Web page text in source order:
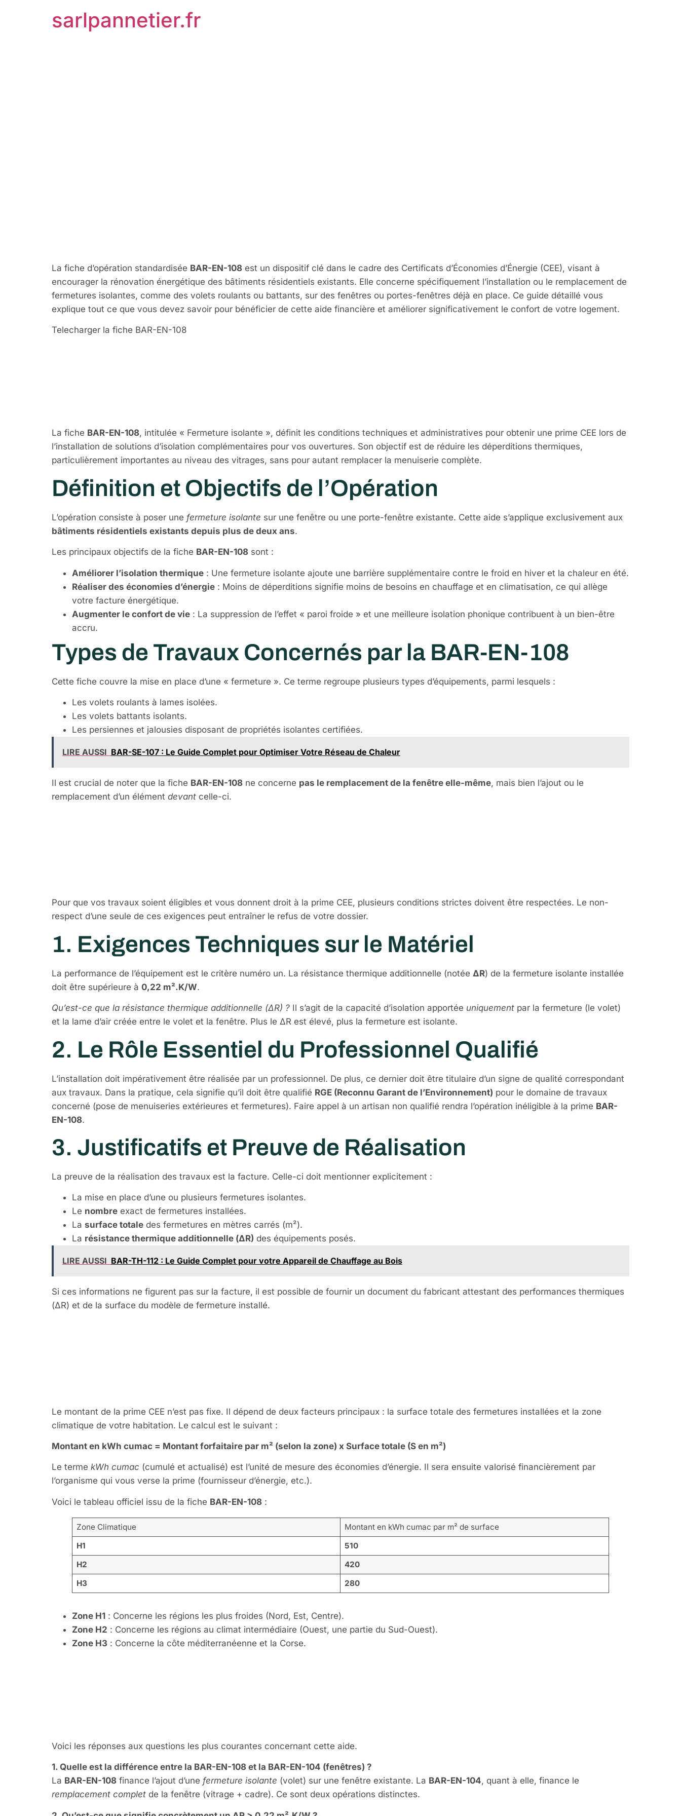
sarlpannetier.fr
La fiche d’opération standardisée BAR-EN-108 est un dispositif clé dans le cadre des Certificats d’Économies d’Énergie (CEE), visant à
encourager la rénovation énergétique des bâtiments résidentiels existants. Elle concerne spécifiquement l’installation ou le remplacement de
fermetures isolantes, comme des volets roulants ou battants, sur des fenêtres ou portes-fenêtres déjà en place. Ce guide détaillé vous
explique tout ce que vous devez savoir pour bénéficier de cette aide financière et améliorer significativement le confort de votre logement.
Telecharger la fiche BAR-EN-108
La fiche BAR-EN-108, intitulée « Fermeture isolante », définit les conditions techniques et administratives pour obtenir une prime CEE lors de
l’installation de solutions d’isolation complémentaires pour vos ouvertures. Son objectif est de réduire les déperditions thermiques,
particulièrement importantes au niveau des vitrages, sans pour autant remplacer la menuiserie complète.
Définition et Objectifs de l’Opération
L’opération consiste à poser une fermeture isolante sur une fenêtre ou une porte-fenêtre existante. Cette aide s’applique exclusivement aux
bâtiments résidentiels existants depuis plus de deux ans.
Les principaux objectifs de la fiche BAR-EN-108 sont :
Améliorer l’isolation thermique : Une fermeture isolante ajoute une barrière supplémentaire contre le froid en hiver et la chaleur en été.
Réaliser des économies d’énergie : Moins de déperditions signifie moins de besoins en chauffage et en climatisation, ce qui allège
votre facture énergétique.
Augmenter le confort de vie : La suppression de l’effet « paroi froide » et une meilleure isolation phonique contribuent à un bien-être
accru.
Types de Travaux Concernés par la BAR-EN-108
Cette fiche couvre la mise en place d’une « fermeture ». Ce terme regroupe plusieurs types d’équipements, parmi lesquels :
Les volets roulants à lames isolées.
Les volets battants isolants.
Les persiennes et jalousies disposant de propriétés isolantes certifiées.
LIRE AUSSI BAR-SE-107 : Le Guide Complet pour Optimiser Votre Réseau de Chaleur
Il est crucial de noter que la fiche BAR-EN-108 ne concerne pas le remplacement de la fenêtre elle-même, mais bien l’ajout ou le
remplacement d’un élément devant celle-ci.
Pour que vos travaux soient éligibles et vous donnent droit à la prime CEE, plusieurs conditions strictes doivent être respectées. Le non-
respect d’une seule de ces exigences peut entraîner le refus de votre dossier.
1. Exigences Techniques sur le Matériel
La performance de l’équipement est le critère numéro un. La résistance thermique additionnelle (notée ΔR) de la fermeture isolante installée
doit être supérieure à 0,22 m².K/W.
Qu’est-ce que la résistance thermique additionnelle (ΔR) ? Il s’agit de la capacité d’isolation apportée uniquement par la fermeture (le volet)
et la lame d’air créée entre le volet et la fenêtre. Plus le ΔR est élevé, plus la fermeture est isolante.
2. Le Rôle Essentiel du Professionnel Qualifié
L’installation doit impérativement être réalisée par un professionnel. De plus, ce dernier doit être titulaire d’un signe de qualité correspondant
aux travaux. Dans la pratique, cela signifie qu’il doit être qualifié RGE (Reconnu Garant de l’Environnement) pour le domaine de travaux
concerné (pose de menuiseries extérieures et fermetures). Faire appel à un artisan non qualifié rendra l’opération inéligible à la prime BAR-
EN-108.
3. Justificatifs et Preuve de Réalisation
La preuve de la réalisation des travaux est la facture. Celle-ci doit mentionner explicitement :
La mise en place d’une ou plusieurs fermetures isolantes.
Le nombre exact de fermetures installées.
La surface totale des fermetures en mètres carrés (m²).
La résistance thermique additionnelle (ΔR) des équipements posés.
LIRE AUSSI BAR-TH-112 : Le Guide Complet pour votre Appareil de Chauffage au Bois
Si ces informations ne figurent pas sur la facture, il est possible de fournir un document du fabricant attestant des performances thermiques
(ΔR) et de la surface du modèle de fermeture installé.
Le montant de la prime CEE n’est pas fixe. Il dépend de deux facteurs principaux : la surface totale des fermetures installées et la zone
climatique de votre habitation. Le calcul est le suivant :
Montant en kWh cumac = Montant forfaitaire par m² (selon la zone) x Surface totale (S en m²)
Le terme kWh cumac (cumulé et actualisé) est l’unité de mesure des économies d’énergie. Il sera ensuite valorisé financièrement par
l’organisme qui vous verse la prime (fournisseur d’énergie, etc.).
Voici le tableau officiel issu de la fiche BAR-EN-108 :
Zone Climatique
Montant en kWh cumac par m² de surface
H1
510
H2
420
H3
280
Zone H1 : Concerne les régions les plus froides (Nord, Est, Centre).
Zone H2 : Concerne les régions au climat intermédiaire (Ouest, une partie du Sud-Ouest).
Zone H3 : Concerne la côte méditerranéenne et la Corse.
Voici les réponses aux questions les plus courantes concernant cette aide.
1. Quelle est la différence entre la BAR-EN-108 et la BAR-EN-104 (fenêtres) ?
La BAR-EN-108 finance l’ajout d’une fermeture isolante (volet) sur une fenêtre existante. La BAR-EN-104, quant à elle, finance le
remplacement complet de la fenêtre (vitrage + cadre). Ce sont deux opérations distinctes.